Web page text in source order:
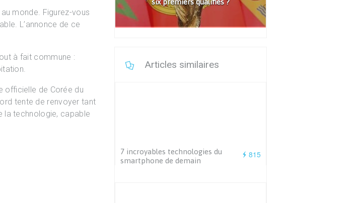
monde. Figurez-vous
L’annonce de ce
à fait commune :
officielle de Corée du
tente de renvoyer tant
la technologie, capable
six premiers qualifiés ?
Articles similaires
815
7 incroyables technologies du
smartphone de demain